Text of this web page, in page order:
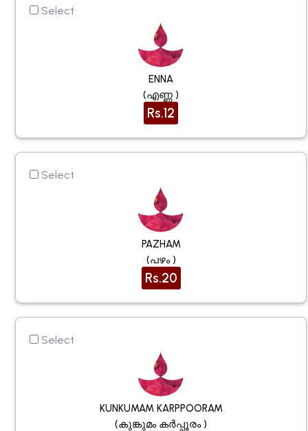
Select
ENNA
(എണ്ണ )
Rs.12
Select
PAZHAM
(പഴം )
Rs.20
Select
KUNKUMAM KARPPOORAM
(കുങ്കുമം കർപ്പൂരം )